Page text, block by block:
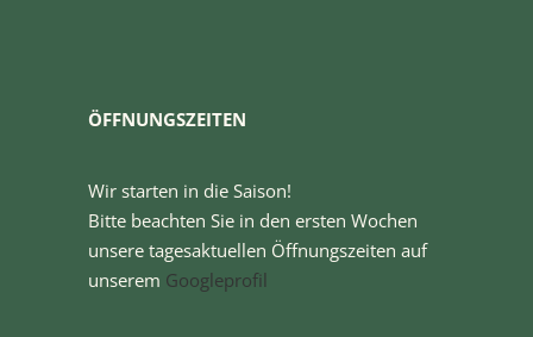
ÖFFNUNGSZEITEN
Wir starten in die Saison!
Bitte beachten Sie in den ersten Wochen
unsere tagesaktuellen Öffnungszeiten auf
unserem Googleprofil